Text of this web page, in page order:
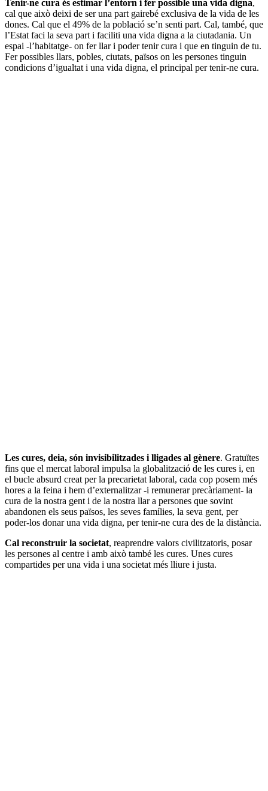
Tenir-ne cura és estimar l’entorn i fer possible una vida digna,
cal que això deixi de ser una part gairebé exclusiva de la vida de les
dones. Cal que el 49% de la població se’n senti part. Cal, també, que
l’Estat faci la seva part i faciliti una vida digna a la ciutadania. Un
espai -l’habitatge- on fer llar i poder tenir cura i que en tinguin de tu.
Fer possibles llars, pobles, ciutats, països on les persones tinguin
condicions d’igualtat i una vida digna, el principal per tenir-ne cura.
Les cures, deia, són invisibilitzades i lligades al gènere. Gratuïtes
fins que el mercat laboral impulsa la globalització de les cures i, en
el bucle absurd creat per la precarietat laboral, cada cop posem més
hores a la feina i hem d’externalitzar -i remunerar precàriament- la
cura de la nostra gent i de la nostra llar a persones que sovint
abandonen els seus països, les seves famílies, la seva gent, per
poder-los donar una vida digna, per tenir-ne cura des de la distància.
Cal reconstruir la societat, reaprendre valors civilitzatoris, posar
les persones al centre i amb això també les cures. Unes cures
compartides per una vida i una societat més lliure i justa.